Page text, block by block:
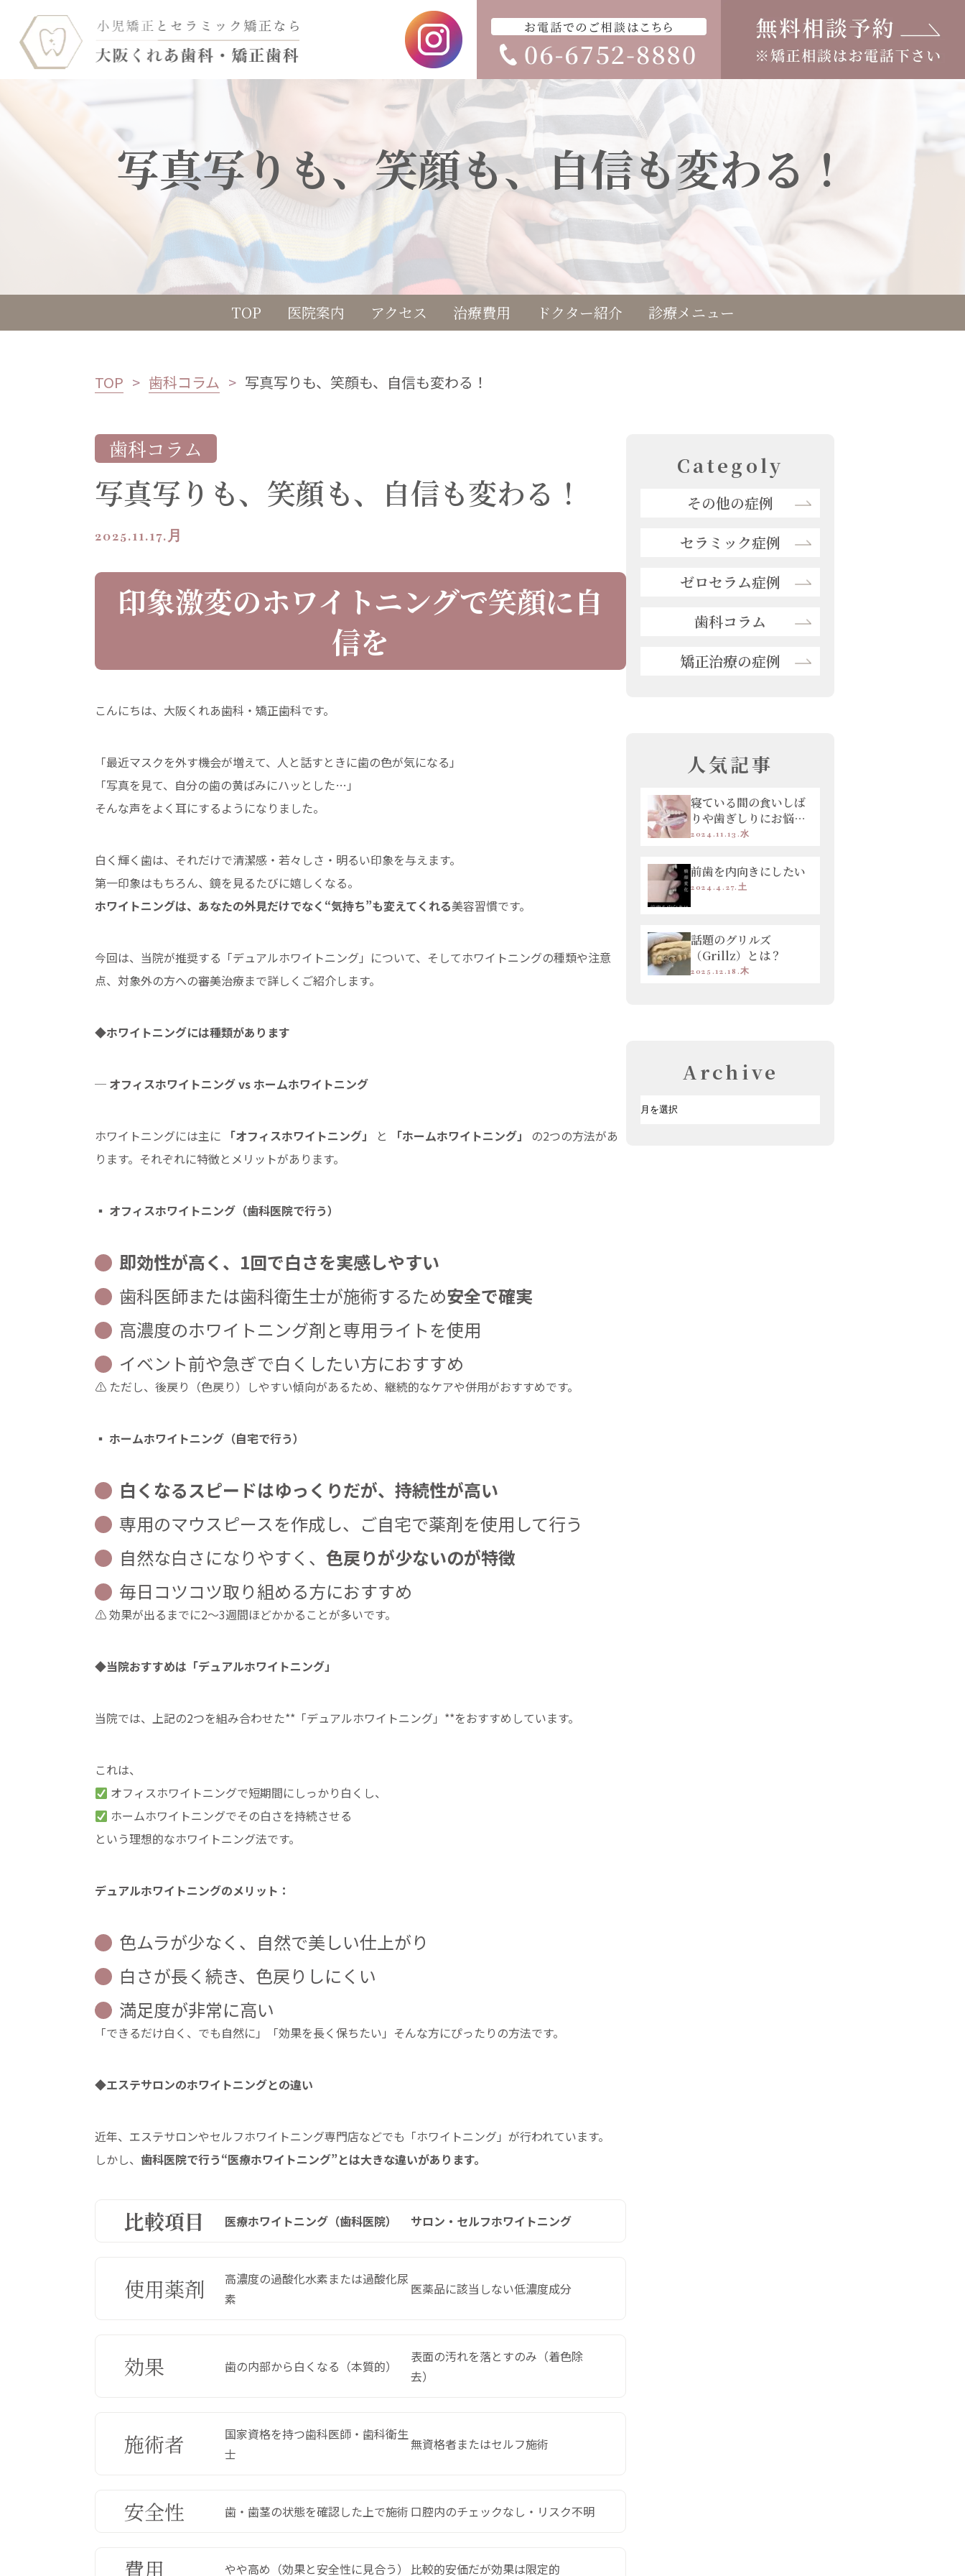
写真写りも、笑顔も、自信も変わる！
TOP 医院案内 アクセス 治療費用 ドクター紹介 診療メニュー
TOP 歯科コラム 写真写りも、笑顔も、自信も変わる！
歯科コラム
写真写りも、笑顔も、自信も変わる！
2025.11.17.月
印象激変のホワイトニングで笑顔に自
信を
こんにちは、大阪くれあ歯科・矯正歯科です。
「最近マスクを外す機会が増えて、人と話すときに歯の色が気になる」
「写真を見て、自分の歯の黄ばみにハッとした…」
そんな声をよく耳にするようになりました。
白く輝く歯は、それだけで清潔感・若々しさ・明るい印象を与えます。
第一印象はもちろん、鏡を見るたびに嬉しくなる。
ホワイトニングは、あなたの外見だけでなく“気持ち”も変えてくれる美容習慣です。
今回は、当院が推奨する「デュアルホワイトニング」について、そしてホワイトニングの種類や注意
点、対象外の方への審美治療まで詳しくご紹介します。
◆ホワイトニングには種類があります
─ オフィスホワイトニング vs ホームホワイトニング
ホワイトニングには主に 「オフィスホワイトニング」 と 「ホームホワイトニング」
の2つの方法があ
ります。それぞれに特徴とメリットがあります。
▪ オフィスホワイトニング（歯科医院で行う）
即効性が高く、1回で白さを実感しやすい
歯科医師または歯科衛生士が施術するため安全で確実
高濃度のホワイトニング剤と専用ライトを使用
イベント前や急ぎで白くしたい方におすすめ
⚠ ただし、後戻り（色戻り）しやすい傾向があるため、継続的なケアや併用がおすすめです。
▪ ホームホワイトニング（自宅で行う）
白くなるスピードはゆっくりだが、持続性が高い
専用のマウスピースを作成し、ご自宅で薬剤を使用して行う
自然な白さになりやすく、 色戻りが少ないのが特徴
毎日コツコツ取り組める方におすすめ
⚠ 効果が出るまでに2〜3週間ほどかかることが多いです。
◆当院おすすめは「デュアルホワイトニング」
当院では、上記の2つを組み合わせた**「デュアルホワイトニング」**をおすすめしています。
これは、
オフィスホワイトニングで短期間にしっかり白くし、
ホームホワイトニングでその白さを持続させる
という理想的なホワイトニング法です。
デュアルホワイトニングのメリット：
色ムラが少なく、自然で美しい仕上がり
白さが長く続き、色戻りしにくい
満足度が非常に高い
「できるだけ白く、でも自然に」「効果を長く保ちたい」そんな方にぴったりの方法です。
◆エステサロンのホワイトニングとの違い
近年、エステサロンやセルフホワイトニング専門店などでも「ホワイトニング」が行われています。
しかし、 歯科医院で行う“医療ホワイトニング”とは大きな違いがあります。
比較項目 医療ホワイトニング（歯科医院） サロン・セルフホワイトニング
使用薬剤
高濃度の過酸化水素または過酸化尿
素
医薬品に該当しない低濃度成分
効果 歯の内部から白くなる（本質的）
表面の汚れを落とすのみ（着色除
去）
施術者
国家資格を持つ歯科医師・歯科衛生
士
無資格者またはセルフ施術
安全性 歯・歯茎の状態を確認した上で施術 口腔内のチェックなし・リスク不明
費用 やや高め（効果と安全性に見合う） 比較的安価だが効果は限定的
Categoly
その他の症例
セラミック症例
ゼロセラム症例
歯科コラム
矯正治療の症例
人気記事
寝ている間の食いしば
りや歯ぎしりにお悩み
の方へ
2024.11.13.水
前歯を内向きにしたい
2024.4.27.土
話題のグリルズ
（Grillz）とは？
2025.12.18.木
Archive
ア